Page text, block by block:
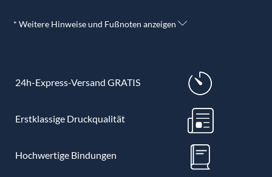
* Weitere Hinweise und Fußnoten anzeigen
24h-Express-Versand GRATIS
Erstklassige Druckqualität
Hochwertige Bindungen